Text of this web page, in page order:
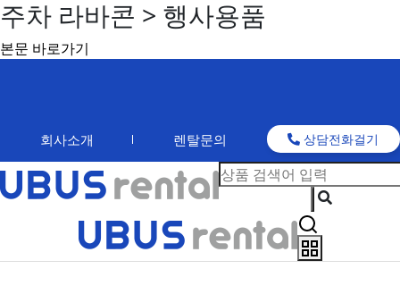
주차 라바콘 > 행사용품
본문 바로가기
회사소개 렌탈문의 상담전화걸기